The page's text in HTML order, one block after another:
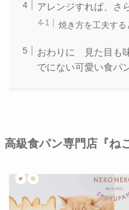
アレンジすれば、さ
焼き方を工夫する
おわりに 見た目も
でにない可愛い食パ
高級食パン専門店『ね